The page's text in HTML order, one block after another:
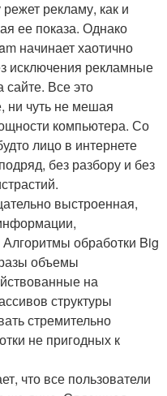
рекламу, как и
ее показа. Однако
начинает хаотично
исключения рекламные
Все это
ни чуть не мешая
компьютера. Со
лицо в интернете
без разбору и без
выстроенная,
обработки Big
объемы
на
структуры
стремительно
не пригодных к
что все пользователи